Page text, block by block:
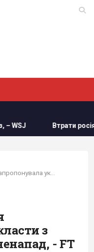
росіян в Україні сягнули
з
- FT